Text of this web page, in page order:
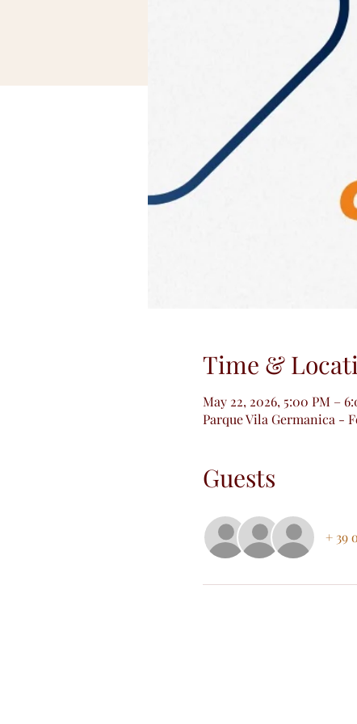
Time &
May 22, 2026, 5:00 PM –
Parque Vila Germanica -
Guests
+ 39